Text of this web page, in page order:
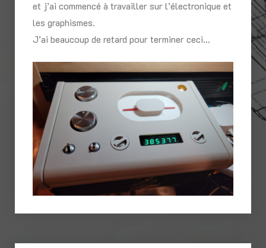
et j’ai commencé à travailler sur l’électronique et
les graphismes.
J’ai beaucoup de retard pour terminer ceci…